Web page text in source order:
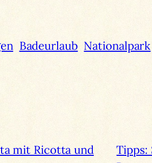
Badeurlaub Nationalpark
mit Ricotta und
Tipps: